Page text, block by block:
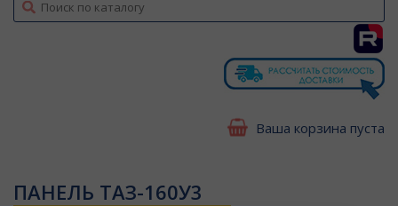
Ваша корзина пуста
ПАНЕЛЬ ТАЗ-160У3